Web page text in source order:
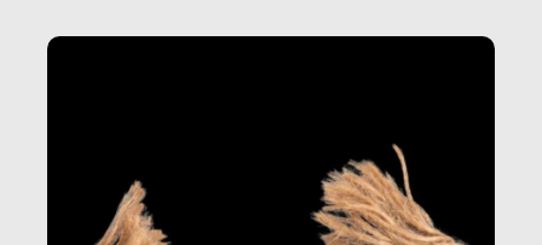
dietro gli oggetti e i servizi che fanno la nostra vita